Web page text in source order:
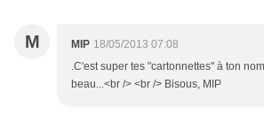
M MIP 18/05/2013 07:08
.C'est super tes "cartonnettes" à ton
beau...<br /> <br /> Bisous, MIP